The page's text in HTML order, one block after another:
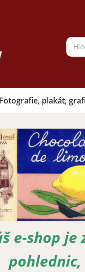
Fotografie, plakát,
e-shop